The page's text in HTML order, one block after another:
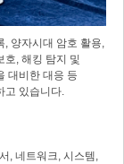
양자시대 암호 활용,
호, 해킹 탐지 및
대비한 대응 등
고 있습니다.
, 네트워크, 시스템,